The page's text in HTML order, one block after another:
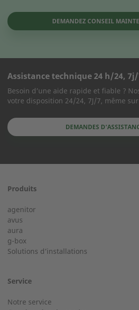
DEMANDEZ CONSEIL
FORMULAIRE DE CONTACT
Société
Nom
Ville
Assistance technique 24 h/24,
Besoin d’une aide rapide et fiable ?
votre disposition 24/24, 7J/7, même
DEMANDES
Service d'assistance téléphonique
partir de 50 kW.
+33 2 23 27 86 66
Produits
agenitor
avus
aura
g-box
Solutions d’installations
Service
Notre service